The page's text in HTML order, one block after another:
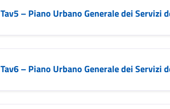
Tav5 – Piano Urbano Generale dei
Tav6 – Piano Urbano Generale dei